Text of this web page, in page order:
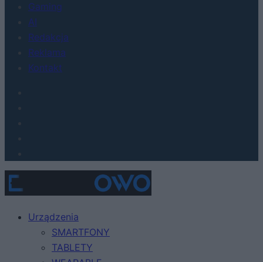
Gaming
AI
Redakcja
Reklama
Kontakt
Urządzenia
SMARTFONY
TABLETY